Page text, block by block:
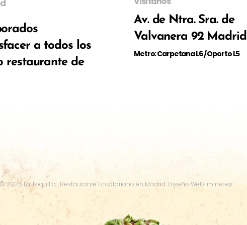
a todos los
restaurante de
Av. de Ntra. Sra. de
Valvanera 92 Madrid
Metro: Carpetana L6 / Oporto L5
©2026 La Toquilla · Restaurante Ecuatoriano en Madrid. Diseño Web: minet.es.